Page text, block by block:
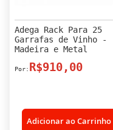
Adega Rack Para 25
Garrafas de Vinho -
Madeira e Metal
R$910,00
Adicionar ao Carrinho